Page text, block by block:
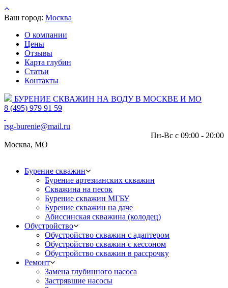
Ваш город: Москва
О компании
Цены
Отзывы
Карта глубин
Статьи
Контакты
БУРЕНИЕ СКВАЖИН НА ВОДУ В МОСКВЕ И МО
8 (495) 979 91 59
rsg-burenie@mail.ru
Пн-Вс с 09:00 - 20:00
Москва, МО
Бурение скважин
Бурение артезианских скважин
Скважина на песок
Бурение скважин МГБУ
Бурение скважин на даче
Абиссинская скважина (колодец)
Обустройство
Обустройство скважин с адаптером
Обустройство скважин с кессоном
Обустройство скважин в рассрочку
Ремонт
Замена глубинного насоса
Застрявшие насосы